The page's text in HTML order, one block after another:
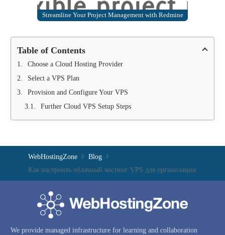
Streamline Your Project Management with Redmine
Table of Contents
Choose a Cloud Hosting Provider
Select a VPS Plan
Provision and Configure Your VPS
Further Cloud VPS Setup Steps
WebHostingZone
Blog
Как настроить облачный хостинг VPS для организации
We provide managed infrastructure for learning and collaboration